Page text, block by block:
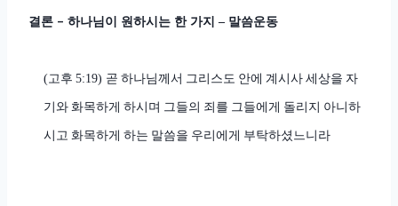
결론 – 하나님이 원하시는 한 가지 – 말씀운동
(고후5:19) 곧 하나님께서 그리스도 안에 계시사 세상을 자
기와 화목하게 하시며 그들의 죄를 그들에게 돌리지 아니하
시고 화목하게 하는 말씀을 우리에게 부탁하셨느니라